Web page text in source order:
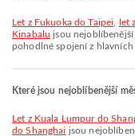
let z Fukuoka do Taipei let
Kinabalu jsou nejoblíbenější
pohodlné spojení z hlavních
Které jsou nejoblíbenější
let z Kuala Lumpur do
do Shanghai jsou